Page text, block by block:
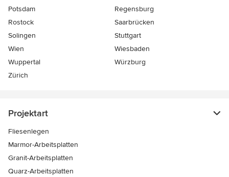
Potsdam
Regensburg
Rostock
Saarbrücken
Solingen
Stuttgart
Wien
Wiesbaden
Wuppertal
Würzburg
Zürich
Projektart
Fliesenlegen
Marmor-Arbeitsplatten
Granit-Arbeitsplatten
Quarz-Arbeitsplatten